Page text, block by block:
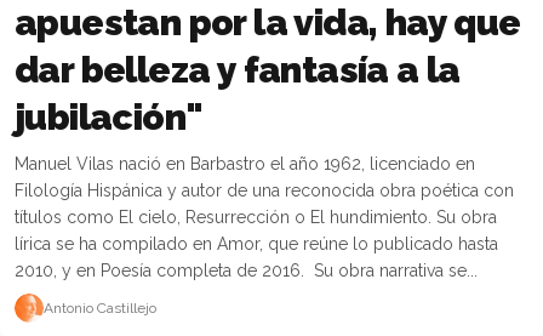
apuestan por la vida, hay que
dar belleza y fantasía a la
jubilación"
Manuel Vilas nació en Barbastro el año 1962, licenciado en
Filología Hispánica y autor de una reconocida obra poética con
títulos como El cielo, Resurrección o El hundimiento. Su obra
lírica se ha compilado en Amor, que reúne lo publicado hasta
2010, y en Poesía completa de 2016. Su obra narrativa se...
Antonio Castillejo